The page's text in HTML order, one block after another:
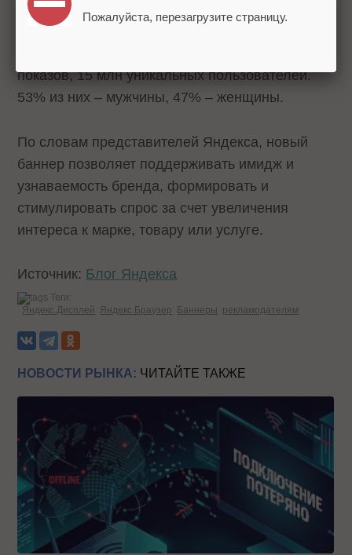
минимального заказа – 3,3 млн рублей.
показов, 15 млн уникальных пользователей.
53% из них – мужчины, 47% – женщины.
По словам представителей Яндекса, новый
баннер позволяет поддерживать имидж и
узнаваемость бренда, формировать и
стимулировать спрос за счет увеличения
интереса к марке, товару или услуге.
Источник: Блог Яндекса
Теги:
Яндекс.Дисплей Яндекс.Браузер Баннеры рекламодателям
НОВОСТИ РЫНКА: ЧИТАЙТЕ ТАКЖЕ
Пожалуйста, перезагрузите страницу.